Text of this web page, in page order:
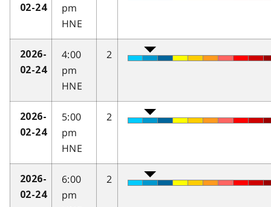
02-24
pm
HNE
2026-
02-24
4:00
pm
HNE
2
2026-
02-24
5:00
pm
HNE
2
2026-
02-24
6:00
pm
2